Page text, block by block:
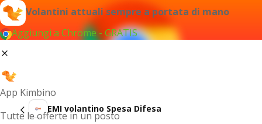
Volantini attuali sempre a portata di mano
Aggiungi a Chrome - GRATIS
App Kimbino
Tutte le offerte in un posto
EMI volantino Spesa Difesa